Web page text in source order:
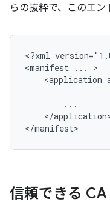
らの抜粋で、このエン
<?xml
<manifest ...
<application
</
</manifest>
信頼できる